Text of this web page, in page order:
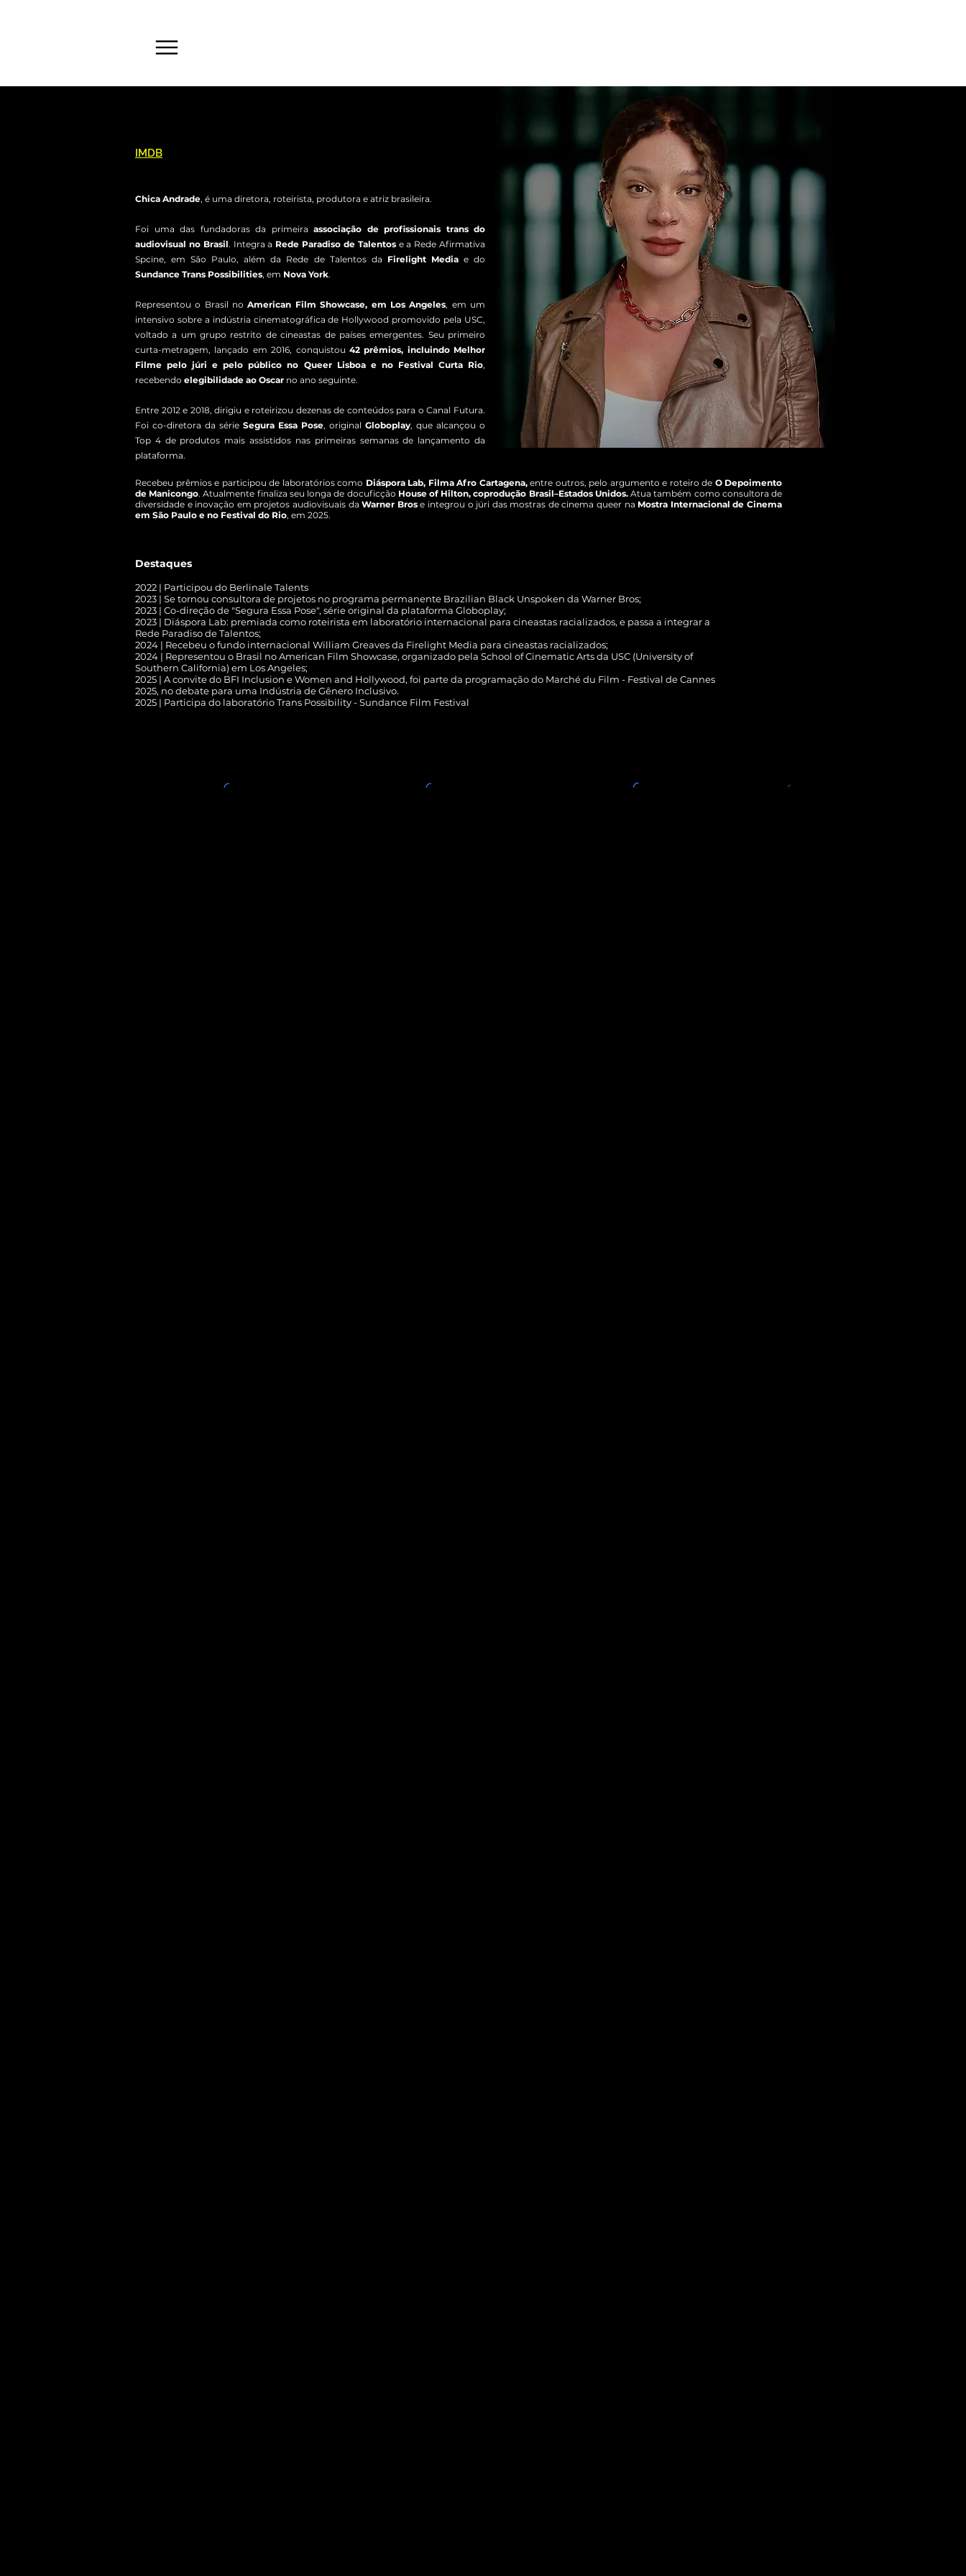
IMDB
Chica Andrade, é uma diretora, roteirista, produtora e atriz brasileira.
Foi uma das fundadoras da primeira associação de profissionais trans do
audiovisual no Brasil. Integra a Rede Paradiso de Talentose a Rede Afirmativa
Spcine, em São Paulo, além da Rede de Talentos da Firelight Media e do
Sundance Trans Possibilities, em Nova York.
Representou o Brasil noAmerican Film Showcase, em Los Angeles, em um
intensivo sobre a indústria cinematográfica de Hollywood promovido pela USC,
voltado a um grupo restrito de cineastas de países emergentes. Seu primeiro
curta-metragem, lançado em 2016, conquistou 42 prêmios, incluindo Melhor
Filme pelo júri e pelo público no Queer Lisboa e no Festival Curta Rio,
recebendo elegibilidade ao Oscar no ano seguinte.
Entre 2012 e 2018, dirigiu e roteirizou dezenas de conteúdos para o Canal Futura.
Foi co-diretora da série Segura Essa Pose, original Globoplay, que alcançou o
Top 4 de produtos mais assistidos nas primeiras semanas de lançamento da
plataforma.
Recebeu prêmios e participou de laboratórios como Diáspora Lab, Filma Afro Cartagena,entre outros, pelo argumento e roteiro de O Depoimento
de Manicongo. ​Atualmente finaliza seu longa de docuficção House of Hilton, coprodução Brasil–Estados Unidos.Atua também como consultora de
diversidade e inovação em projetos audiovisuais daWarner Brose integrou o júri das mostras de cinema queer na Mostra Internacional de Cinema
em São Paulo e no Festival do Rio, em 2025.
Destaques
2022 | Participou do Berlinale Talents
2023 | Se tornou consultora de projetos no programa permanente Brazilian Black Unspoken da Warner Bros;
2023 | Co-direção de "Segura Essa Pose", série original da plataforma Globoplay;
2023 | Diáspora Lab: premiada como roteirista em laboratório internacional para cineastas racializados, e passa a integrar a
Rede Paradiso de Talentos;
2024 | Recebeu o fundo internacional William Greaves da Firelight Media para cineastas racializados;
2024 | Representou o Brasil no American Film Showcase, organizado pela School of Cinematic Arts da USC (University of
Southern California) em Los Angeles;
2025 | A convite do BFI Inclusion e Women and Hollywood, foi parte da programação do Marché du Film - Festival de Cannes
2025, no debate para uma Indústria de Gênero Inclusivo.
2025 | Participa do laboratório Trans Possibility - Sundance Film Festival